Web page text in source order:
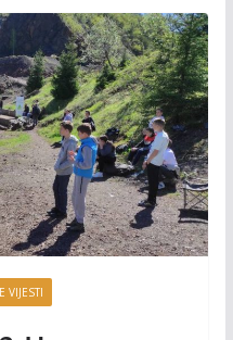
VIJESTI